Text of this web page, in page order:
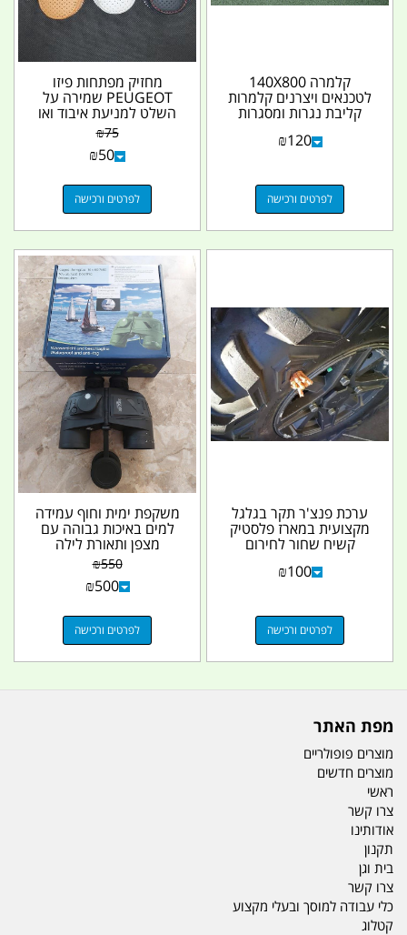
קלמרה 140X800
לטכנאים ויצרנים קלמרות
קליבת נגרות ומסגרות
זרועות 20 סמ \ 90 סמ...
₪120
לפרטים ורכישה
מחזיק מפתחות פיזו
PEUGEOT שמירה על
השלט למניעת איבוד ואו
רטיבות למכוניות עם
שלט...
₪75
₪50
לפרטים ורכישה
ערכת פנצ'ר תקר בגלגל
מקצועית במארז פלסטיק
קשיח שחור לחירום
בשטח ובתנאי חילוץ...
₪100
לפרטים ורכישה
משקפת ימית וחוף עמידה
למים באיכות גבוהה עם
מצפן ותאורת לילה
SEGEL FERNGLAS
10X50...
₪550
₪500
לפרטים ורכישה
מפת האתר
מוצרים פופולריים
מוצרים חדשים
ראשי
צרו קשר
אודותינו
תקנון
בית וגן
צרו קשר
כלי עבודה למוסך ובעלי מקצוע
קטלוג